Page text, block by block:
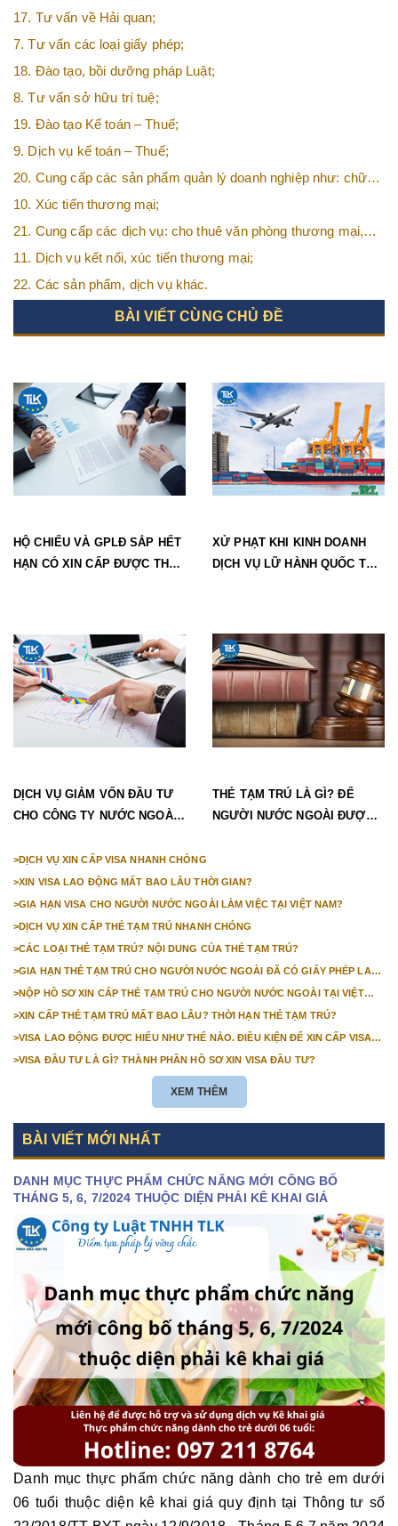
17. Tư vấn về Hải quan;
7. Tư vấn các loại giấy phép;
18. Đào tạo, bồi dưỡng pháp Luật;
8. Tư vấn sở hữu trí tuệ;
19. Đào tạo Kế toán – Thuế;
9. Dịch vụ kế toán – Thuế;
20. Cung cấp các sản phẩm quản lý doanh nghiệp như: chữ
ký số, hóa đơn điện tử, BHXH,…vv
10. Xúc tiến thương mại;
21. Cung cấp các dịch vụ: cho thuê văn phòng thương mại,
văn phòng ảo, văn phòng chia sẻ…vv
11. Dịch vụ kết nối, xúc tiến thương mại;
22. Các sản phẩm, dịch vụ khác.
BÀI VIẾT CÙNG CHỦ ĐỀ
HỘ CHIẾU VÀ GPLĐ SẮP HẾT
HẠN CÓ XIN CẤP ĐƯỢC THẺ
XỬ PHẠT KHI KINH DOANH
DỊCH VỤ LỮ HÀNH QUỐC TẾ
DỊCH VỤ GIẢM VỐN ĐẦU TƯ
CHO CÔNG TY NƯỚC NGOÀI
THẺ TẠM TRÚ LÀ GÌ? ĐỂ
NGƯỜI NƯỚC NGOÀI ĐƯỢC
>DỊCH VỤ XIN CẤP VISA NHANH CHÓNG
>XIN VISA LAO ĐỘNG MẤT BAO LÂU THỜI GIAN?
>GIA HẠN VISA CHO NGƯỜI NƯỚC NGOÀI LÀM VIỆC TẠI VIỆT NAM?
>DỊCH VỤ XIN CẤP THẺ TẠM TRÚ NHANH CHÓNG
>CÁC LOẠI THẺ TẠM TRÚ? NỘI DUNG CỦA THẺ TẠM TRÚ?
>GIA HẠN THẺ TẠM TRÚ CHO NGƯỜI NƯỚC NGOÀI ĐÃ CÓ GIẤY PHÉP LAO
>NỘP HỒ SƠ XIN CẤP THẺ TẠM TRÚ CHO NGƯỜI NƯỚC NGOÀI TẠI VIỆT
>XIN CẤP THẺ TẠM TRÚ MẤT BAO LÂU? THỜI HẠN THẺ TẠM TRÚ?
>VISA LAO ĐỘNG ĐƯỢC HIỂU NHƯ THẾ NÀO. ĐIỀU KIỆN ĐỂ XIN CẤP VISA
>VISA ĐẦU TƯ LÀ GÌ? THÀNH PHẦN HỒ SƠ XIN VISA ĐẦU TƯ?
XEM THÊM
BÀI VIẾT MỚI NHẤT
DANH MỤC THỰC PHẨM CHỨC NĂNG MỚI CÔNG BỐ
THÁNG 5, 6, 7/2024 THUỘC DIỆN PHẢI KÊ KHAI GIÁ
Danh mục thực phẩm chức năng dành cho trẻ em dưới
06 tuổi thuộc diện kê khai giá quy định tại Thông tư số